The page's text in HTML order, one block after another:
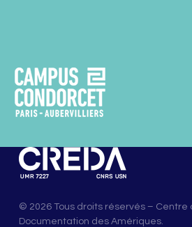
© 2026 Tous droits réservés –
Documentation des Amériques.